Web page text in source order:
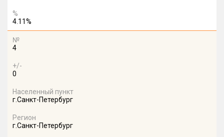
%
4.11%
№
4
+/-
0
Населенный пункт
г.Санкт-Петербург
Регион
г.Санкт-Петербург